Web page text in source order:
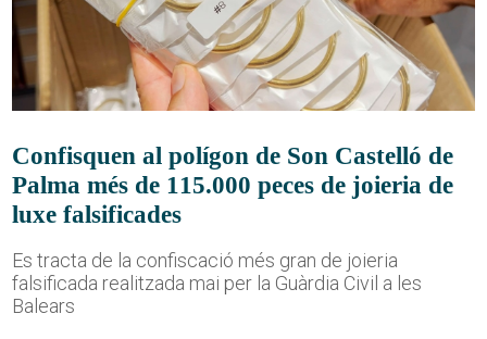
Confisquen al polígon de Son Castelló de
Palma més de 115.000 peces de joieria de
luxe falsificades
Es tracta de la confiscació més gran de joieria
falsificada realitzada mai per la Guàrdia Civil a les
Balears